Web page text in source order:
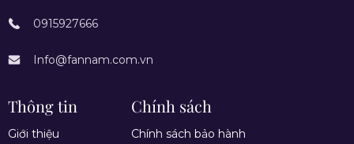
0915927666
Info@fannam.com.vn
Thông tin
Giới thiệu
Chính sách
Chính sách bảo hành